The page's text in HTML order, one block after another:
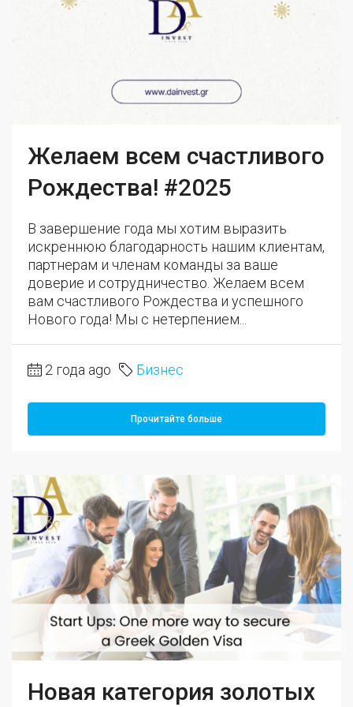
Желаем всем счастливого
Рождества! #2025
В завершение года мы хотим выразить
искреннюю благодарность нашим клиентам,
партнерам и членам команды за ваше
доверие и сотрудничество. Желаем всем
вам счастливого Рождества и успешного
Нового года! Мы с нетерпением...
2 года ago Бизнес
Прочитайте больше
Новая категория золотых